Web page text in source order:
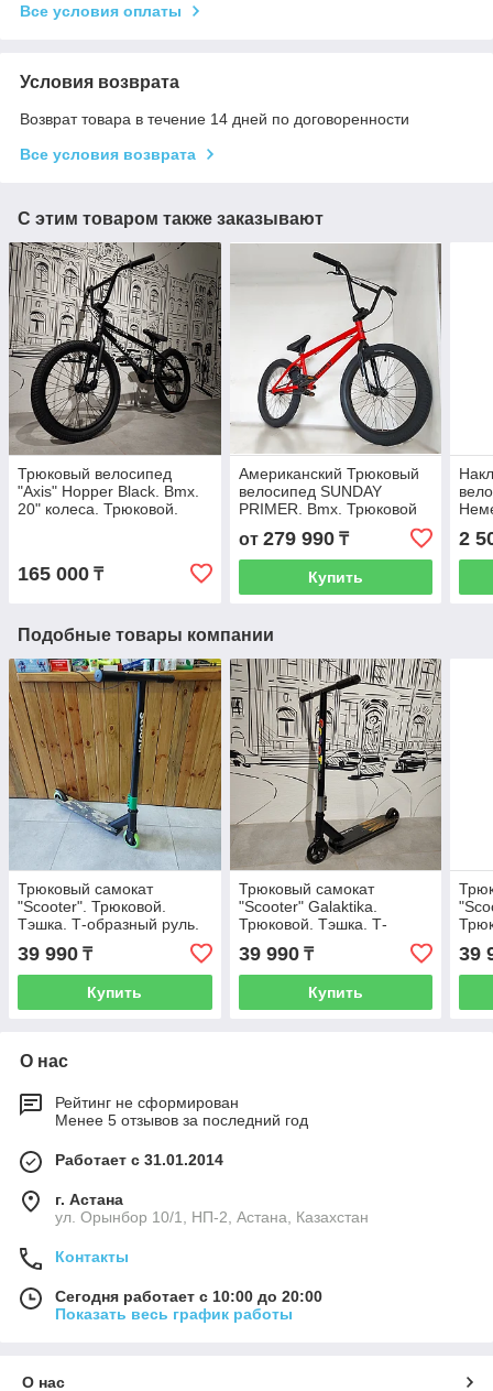
Все условия оплаты
Условия возврата
Возврат товара в течение 14 дней по договоренности
Все условия возврата
С этим товаром также заказывают
Трюковый велосипед
"Axis" Hopper Black. Bmx.
20" колеса. Трюковой.
165 000 ₸
Американский Трюковый
велосипед SUNDAY
PRIMER. Bmx. Трюковой
от 279 990₸
Купить
2
Подобные товары компании
Трюковый самокат
"Scooter". Трюковой.
Тэшка. Т-образный руль.
39 990 ₸
Купить
Трюковый самокат
"Scooter" Galaktika.
Трюковой. Тэшка. Т-
образный руль. Черный.
39 990₸
Купить
39
О нас
Рейтинг не сформирован
Менее 5 отзывов за последний год
Работает с 31.01.2014
г. Астана
ул. Орынбор 10/1, НП-2, Астана, Казахстан
Контакты
Сегодня работает с 10:00 до 20:00
Показать весь график работы
О нас